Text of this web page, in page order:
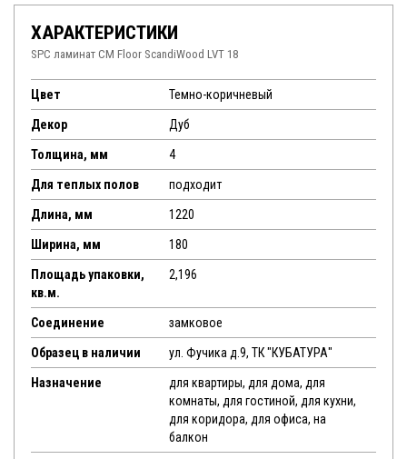
ХАРАКТЕРИСТИКИ
SPC ламинат CM Floor ScandiWood LVT 18
Цвет Темно-коричневый
Декор Дуб
Толщина, мм 4
Для теплых полов подходит
Длина, мм 1220
Ширина, мм 180
Площадь упаковки,
кв.м.
2,196
Соединение замковое
Образец в наличии ул. Фучика д.9, ТК "КУБАТУРА"
Назначение
для квартиры, для дома, для
комнаты, для гостиной, для кухни,
для коридора, для офиса, на
балкон